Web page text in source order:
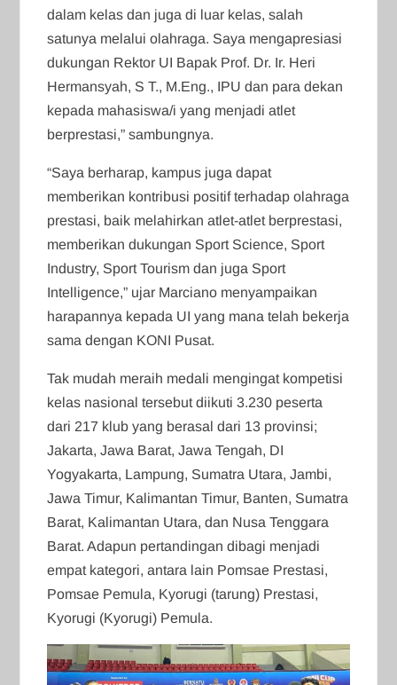
dalam kelas dan juga di luar kelas, salah
satunya melalui olahraga. Saya mengapresiasi
dukungan Rektor UI Bapak Prof. Dr. Ir. Heri
Hermansyah, S T., M.Eng., IPU dan para dekan
kepada mahasiswa/i yang menjadi atlet
berprestasi,” sambungnya.
“Saya berharap, kampus juga dapat
memberikan kontribusi positif terhadap olahraga
prestasi, baik melahirkan atlet-atlet berprestasi,
memberikan dukungan Sport Science, Sport
Industry, Sport Tourism dan juga Sport
Intelligence,” ujar Marciano menyampaikan
harapannya kepada UI yang mana telah bekerja
sama dengan KONI Pusat.
Tak mudah meraih medali mengingat kompetisi
kelas nasional tersebut diikuti 3.230 peserta
dari 217 klub yang berasal dari 13 provinsi;
Jakarta, Jawa Barat, Jawa Tengah, DI
Yogyakarta, Lampung, Sumatra Utara, Jambi,
Jawa Timur, Kalimantan Timur, Banten, Sumatra
Barat, Kalimantan Utara, dan Nusa Tenggara
Barat. Adapun pertandingan dibagi menjadi
empat kategori, antara lain Pomsae Prestasi,
Pomsae Pemula, Kyorugi (tarung) Prestasi,
Kyorugi (Kyorugi) Pemula.